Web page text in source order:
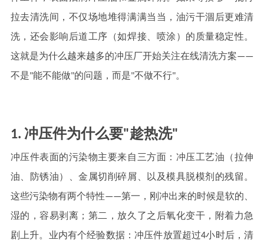
拉去清洗间，不仅场地堆得满满当当，油污干涸后更难清
洗，还会影响后道工序（如焊接、喷涂）的质量稳定性。
这就是为什么越来越多的冲压厂开始关注在线清洗方案——
不是"能不能做"的问题，而是"不做不行"。
1. 冲压件为什么要"趁热洗"
冲压件表面的污染物主要来自三方面：冲压工艺油（拉伸
油、防锈油）、金属切削碎屑、以及模具脱模剂的残留。
这些污染物有两个特性——第一，刚冲出来的时候是软的、
湿的，容易剥离；第二，放久了之后氧化变干，附着力急
剧上升。业内有个经验数据：冲压件放置超过4小时后，清